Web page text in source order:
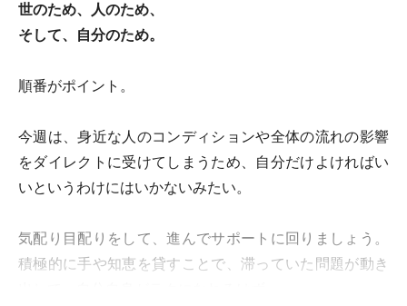
世のため、人のため、
そして、自分のため。
順番がポイント。
今週は、身近な人のコンディションや全体の流れの影響
をダイレクトに受けてしまうため、自分だけよければい
いというわけにはいかないみたい。
気配り目配りをして、進んでサポートに回りましょう。
積極的に手や知恵を貸すことで、滞っていた問題が動き